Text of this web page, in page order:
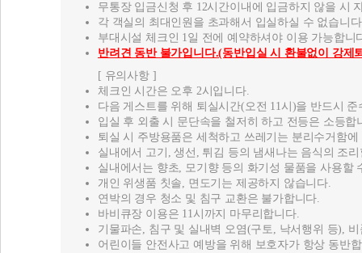
무통장 입금신청 후 12시간이내에 입금하지 않을 시
각 객실의 최대인원을 초과해서 입실하실 수 없습니
부대시설 체크인 1일 전에 예약하셔야 이용 가능합니
반려견 동반 불가입니다.(동반입실 시 환불없이 강제
[ 유의사항 ]
체크인 시간은 오후 2시입니다.
다음 게스트를 위해 퇴실시간(오전 11시)을 반드시
입실 후 외출 시 문단속을 철저히 하고 전등은 소등
퇴실 시 주방용품은 세척하고 쓰레기는 분리수거함
실내에서 고기, 생선, 튀김 등의 냄새나는 음식의 조
실내에서는 향초, 모기향 등의 화기성 물품을 사용할
개인 위생품 칫솔, 면도기는 제공하지 않습니다.
연박의 경우 청소 및 침구 교환은 불가합니다.
바비큐장 이용은 11시까지 마무리합니다.
기물파손, 침구 및 실내벽 오염(구토, 낙서행위 등),
어린이들 안전사고 예방을 위해 보호자가 항상 동반